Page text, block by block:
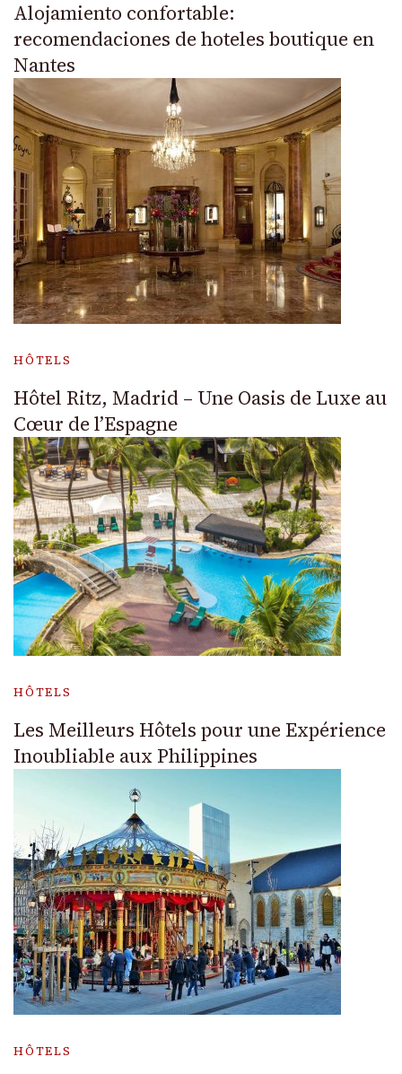
Alojamiento confortable:
recomendaciones de hoteles boutique en
Nantes
HÔTELS
Hôtel Ritz, Madrid – Une Oasis de Luxe au
Cœur de l’Espagne
HÔTELS
Les Meilleurs Hôtels pour une Expérience
Inoubliable aux Philippines
HÔTELS